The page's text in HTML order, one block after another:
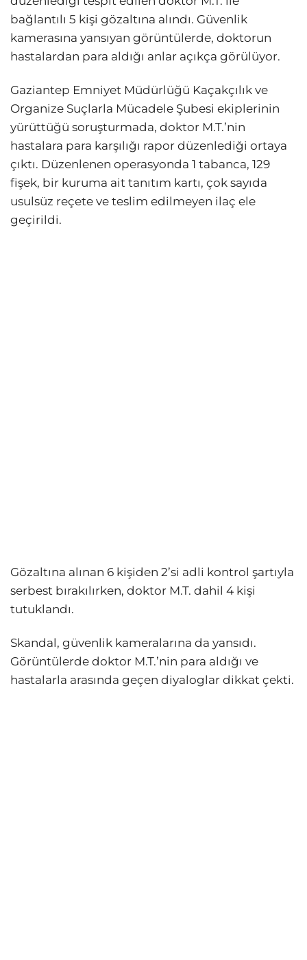
bağlantılı 5 kişi gözaltına alındı. Güvenlik
kamerasına yansıyan görüntülerde, doktorun
hastalardan para aldığı anlar açıkça görülüyor.
Gaziantep Emniyet Müdürlüğü Kaçakçılık ve
Organize Suçlarla Mücadele Şubesi ekiplerinin
yürüttüğü soruşturmada, doktor M.T.’nin
hastalara para karşılığı rapor düzenlediği ortaya
çıktı. Düzenlenen operasyonda 1 tabanca, 129
fişek, bir kuruma ait tanıtım kartı, çok sayıda
usulsüz reçete ve teslim edilmeyen ilaç ele
geçirildi.
Gözaltına alınan 6 kişiden 2’si adli kontrol şartıyla
serbest bırakılırken, doktor M.T. dahil 4 kişi
tutuklandı.
Skandal, güvenlik kameralarına da yansıdı.
Görüntülerde doktor M.T.’nin para aldığı ve
hastalarla arasında geçen diyaloglar dikkat çekti.